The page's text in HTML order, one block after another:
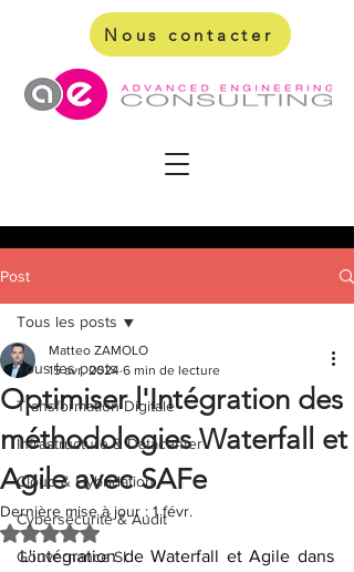
Nous contacter
Post
Tous les posts
Transformation Digitale
Infrastructure & Datacenter
Cloud & Hybridation
Cybersécurité & Audit
Gouvernance SI
Tous les posts
Optimiser l'Intégration des
méthodologies Waterfall et
Agile avec SAFe
Matteo ZAMOLO
15 avr. 2024 6 min de lecture
Dernière mise à jour : 1 févr.
Noté NaN étoiles sur 5.
L'intégration de Waterfall et Agile dans